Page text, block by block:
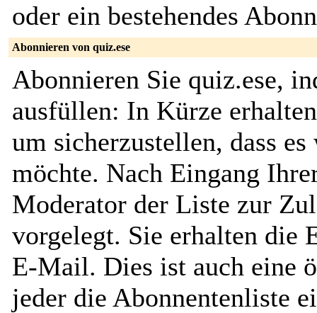
oder ein bestehendes
Abonnieren von quiz.ese
Abonnieren Sie quiz.ese,
ausfüllen: In Kürze
um sicherzustellen, dass
möchte. Nach Eingang
Moderator der Liste zur
vorgelegt. Sie erhalten die
E-Mail. Dies ist auch eine
jeder die Abonnentenliste